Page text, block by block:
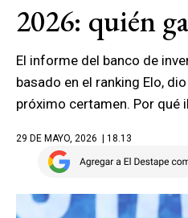
2026: quién
El informe del banco de
basado en el ranking Elo,
próximo certamen. Por qué
29 DE MAYO, 2026 | 18.13